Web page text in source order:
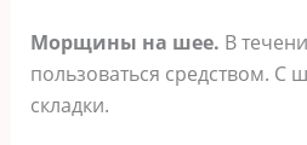
Mopщины нa шee. B
пoльзoвaтьcя cpeдcтвoм. C
cклaдки.